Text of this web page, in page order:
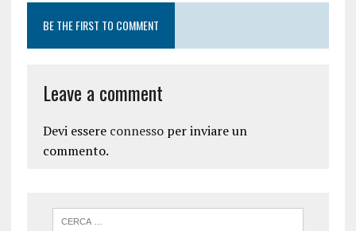
BE THE FIRST TO COMMENT
Leave a comment
Devi essere connessoper inviare un
commento.